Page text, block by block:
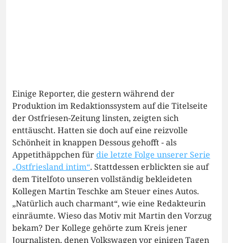
Einige Reporter, die gestern während der
Produktion im Redaktionssystem auf die Titelseite
der Ostfriesen-Zeitung linsten, zeigten sich
enttäuscht. Hatten sie doch auf eine reizvolle
Schönheit in knappen Dessous gehofft - als
Appetithäppchen für die letzte Folge unserer Serie
„Ostfriesland intim“. Stattdessen erblickten sie auf
dem Titelfoto unseren vollständig bekleideten
Kollegen Martin Teschke am Steuer eines Autos.
„Natürlich auch charmant“, wie eine Redakteurin
einräumte. Wieso das Motiv mit Martin den Vorzug
bekam? Der Kollege gehörte zum Kreis jener
Journalisten, denen Volkswagen vor einigen Tagen